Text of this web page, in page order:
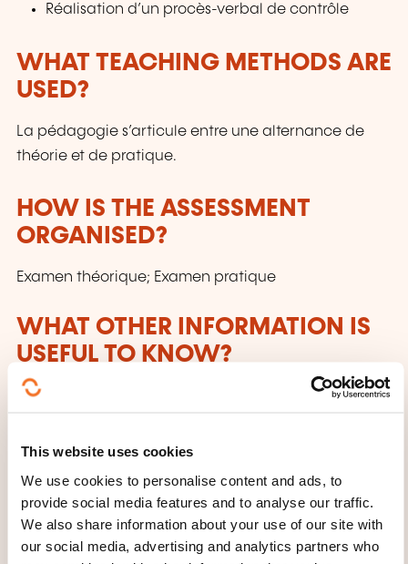
This website uses cookies
We use cookies to personalise content and ads, to
provide social media features and to analyse our traffic.
We also share information about your use of our site with
our social media, advertising and analytics partners who
Réalisation d’un procès-verbal de contrôle
WHAT TEACHING METHODS ARE
USED?
La pédagogie s’articule entre une alternance de
théorie et de pratique.
HOW IS THE ASSESSMENT
ORGANISED?
Examen théorique; Examen pratique
WHAT OTHER INFORMATION IS
USEFUL TO KNOW?
Equipements nécessaires :* EPI : casque, chaussures
vêtement de travail, (éventuellement vêtements de
Matériel pour la prise de notes.
La formation sera sanctionnée par une évaluation